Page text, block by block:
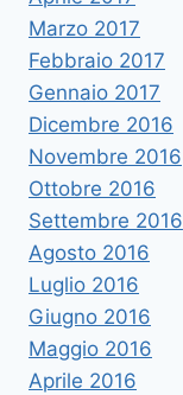
Marzo 2017
Febbraio 2017
Gennaio 2017
Dicembre 2016
Novembre 2016
Ottobre 2016
Settembre 2016
Agosto 2016
Luglio 2016
Giugno 2016
Maggio 2016
Aprile 2016